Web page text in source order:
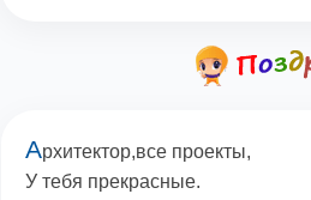
Архитектор,все проекты,
У тебя прекрасные.